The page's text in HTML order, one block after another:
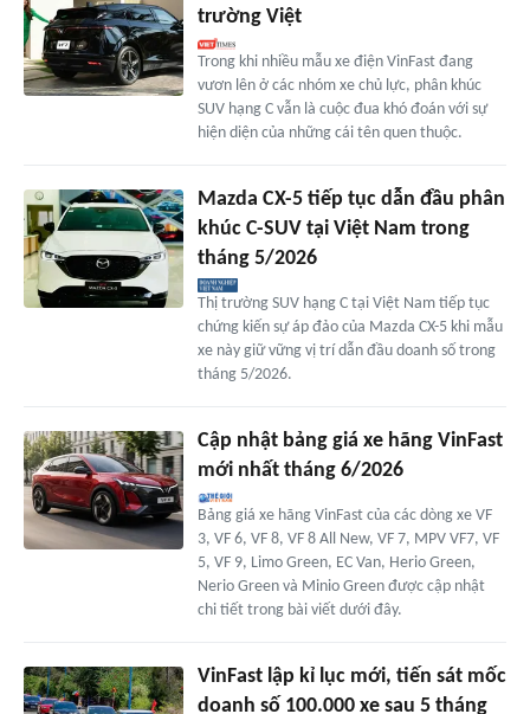
trường Việt
Trong khi nhiều mẫu xe điện VinFast đang
vươn lên ở các nhóm xe chủ lực, phân khúc
SUV hạng C vẫn là cuộc đua khó đoán với sự
hiện diện của những cái tên quen thuộc.
Mazda CX-5 tiếp tục dẫn đầu phân
khúc C-SUV tại Việt Nam trong
tháng 5/2026
Thị trường SUV hạng C tại Việt Nam tiếp tục
chứng kiến sự áp đảo của Mazda CX-5 khi mẫu
xe này giữ vững vị trí dẫn đầu doanh số trong
tháng 5/2026.
Cập nhật bảng giá xe hãng VinFast
mới nhất tháng 6/2026
Bảng giá xe hãng VinFast của các dòng xe VF
3, VF 6, VF 8, VF 8 All New, VF 7, MPV VF7, VF
5, VF 9, Limo Green, EC Van, Herio Green,
Nerio Green và Minio Green được cập nhật
chi tiết trong bài viết dưới đây.
VinFast lập kỉ lục mới, tiến sát mốc
doanh số 100.000 xe sau 5 tháng